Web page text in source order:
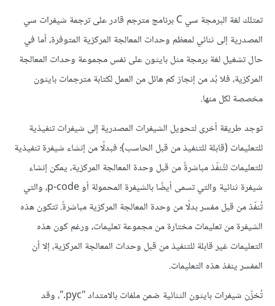
تمتلك لغة البرمجة سي C برنامج مترجم قادر على ترجمة شيفرات سي
المصدرية إلى ثنائي لمعظم وحدات المعالجة المركزية المتوفرة، أما في
حال تشغيل لغة برمجة مثل بايثون على نفس مجموعة وحدات المعالجة
المركزية، فلا بُد من إنجاز كم هائل من العمل لكتابة مترجمات بايثون
مخصصة لكل منها.
توجد طريقة أخرى لتحويل الشيفرات المصدرية إلى شيفرات تنفيذية
للتعليمات (قابلة للتنفيذ من قبل الحاسب)؛ فبدلًا من إنشاء شيفرة تنفيذية
للتعليمات لتُنفّذ مباشرةً من قبل وحدة المعالجة المركزية، يمكن إنشاء
شيفرة ثنائية والتي تسمى أيضًا بالشيفرة المحمولة أو p-code، والتي
تُنفّذ من قبل مفسر بدلًا من وحدة المعالجة المركزية مباشرةً. تتكون هذه
الشيفرة من تعليمات مختارة من مجموعة تعليمات، ورغم كون هذه
التعليمات غير قابلة للتنفيذ من قبل وحدات المعالجة المركزية، إلا أن
المفسر ينفذ هذه التعليمات.
تُخزّن شيفرات بايثون الثنائية ضمن ملفات بالامتداد "pyc."، وقد